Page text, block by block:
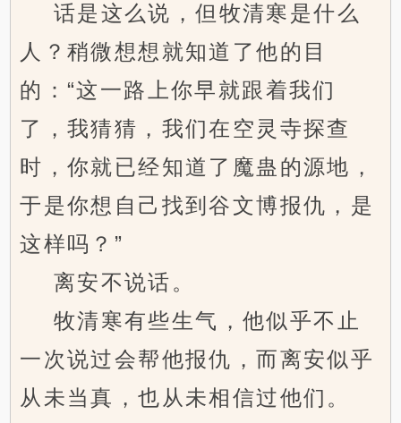
话是这么说，但牧清寒是什么
人？稍微想想就知道了他的目
的：“这一路上你早就跟着我们
了，我猜猜，我们在空灵寺探查
时，你就已经知道了魔蛊的源地，
于是你想自己找到谷文博报仇，是
这样吗？”
离安不说话。
牧清寒有些生气，他似乎不止
一次说过会帮他报仇，而离安似乎
从未当真，也从未相信过他们。